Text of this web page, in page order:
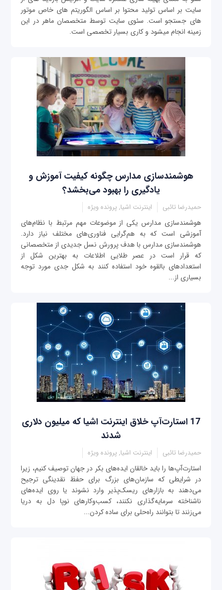
سایت بر اساس تولید محتوا بر اساس الگوریتم های خاص موتور
های جستجو است. سئوی سایت توسط متخصصان ماهر در این
زمینه انجام میشود و کاری بسیار تخصصی است.
هوشمندسازی مدارس چگونه کیفیت آموزش و
یادگیری را بهبود می‌بخشد؟
حمیدرضا تائبی اینترنت اشیا, پرونده ویژه
هوشمندسازی مدارس یکی از موضوعات مهم مرتبط با نظام‌های
آموزشی است که به هم‌گرایی فناوری‌های مختلف نیاز دارد.
هوشمندسازی مدارس با هدف پرورش نسل جدیدی از متخصصانی
که قرار است در عصر طلایی اطلاعات به بهترین شکل از
استعدادهای بالقوه خود استفاده کنند به شکل جدی مورد توجه
بسیاری از...
17 استارت‌آپ خلاق اینترنت اشیا که میلیون دلاری
شدند
حمیدرضا تائبی اینترنت اشیا, پرونده ویژه
استارت‌آپ‌ها را باید خالقان ایده‌های بکر در جهان توصیف کنیم، زیرا
در شرایطی که سازمان‌های بزرگ برای حفظ نقدینگی ترجیح
می‌دهند به بازارهای ریسک‌پذیر وارد نشوند یا روی ایده‌های
ناشناخته سرمایه‌گذاری نکنند، کسب‌وکارهای نوپا دل به دریا
می‌زنند تا بتوانند راه‌حلی برای ساده‌ کردن...